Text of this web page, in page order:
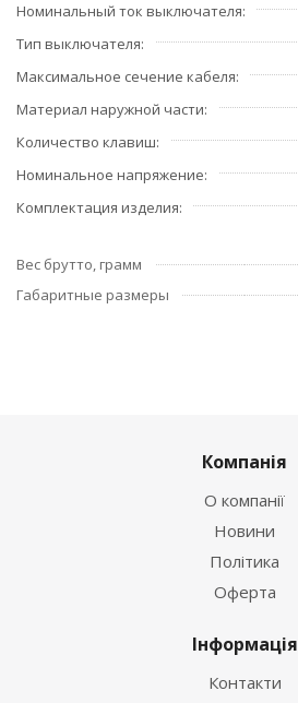
Номинальный ток выключателя
Тип выключателя
Максимальное сечение кабеля
Материал наружной части
Количество клавиш
Номинальное напряжение
Комплектация изделия
Вес брутто, грамм
Габаритные размеры
Компанія
О компанії
Новини
Політика
Оферта
Інформація
Контакти